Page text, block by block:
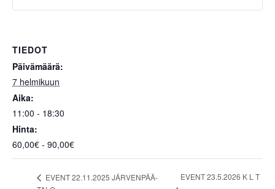
TIEDOT
Päivämäärä:
7 helmikuun
Aika:
11:00 - 18:30
Hinta:
60,00€ - 90,00€
EVENT 22.11.2025 JÄRVENPÄÄ-
EVENT 23.5.2026 K L T